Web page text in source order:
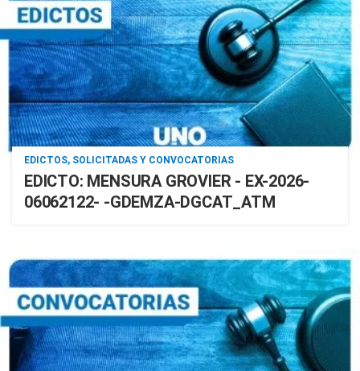
EDICTOS, SOLICITADAS Y CONVOCATORIAS
EDICTO: MENSURA GROVIER - EX-2026-
06062122- -GDEMZA-DGCAT_ATM